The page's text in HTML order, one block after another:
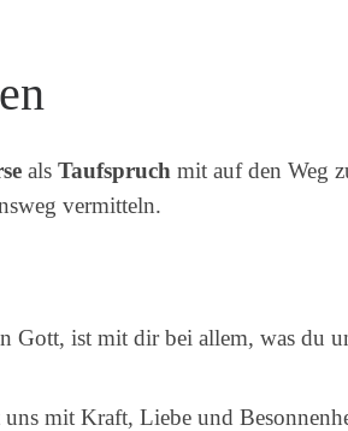
als Taufspruch mit auf den Weg
vermitteln.
Gott, ist mit dir bei allem, was du
mit Kraft, Liebe und